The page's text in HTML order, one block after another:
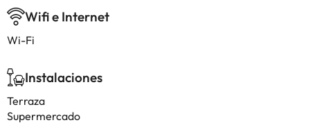
Wifi e Internet
Wi-Fi
Instalaciones
Terraza
Supermercado